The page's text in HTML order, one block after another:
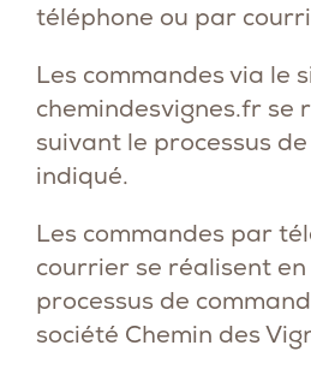
téléphone ou par
Les commandes via le
chemindesvignes.fr se
suivant le processus
indiqué.
Les commandes par
courrier se réalisent
processus de
société Chemin des